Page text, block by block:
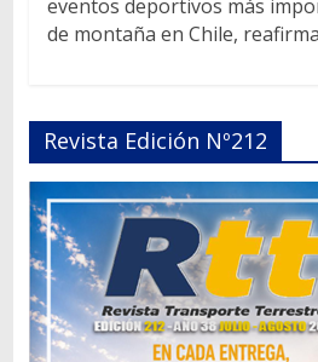
eventos deportivos más
de montaña en Chile,
Revista Edición Nº212